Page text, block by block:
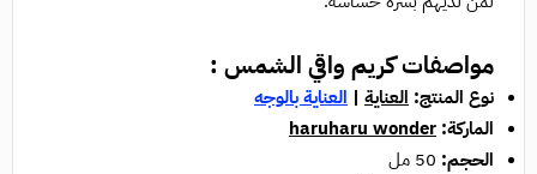
مواصفات كريم واقي الشمس :
نوع المنتج: العناية | العناية بالوجه
الماركة: haruharu wonder
الحجم: 50 مل